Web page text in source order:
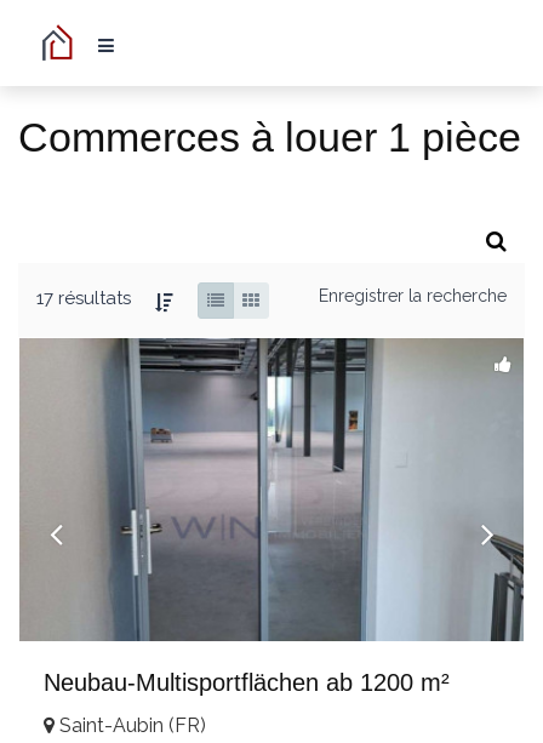
Commerces à louer 1 pièce
17 résultats Enregistrer la recherche
Neubau-Multisportflächen ab 1200 m²
Saint-Aubin (FR)